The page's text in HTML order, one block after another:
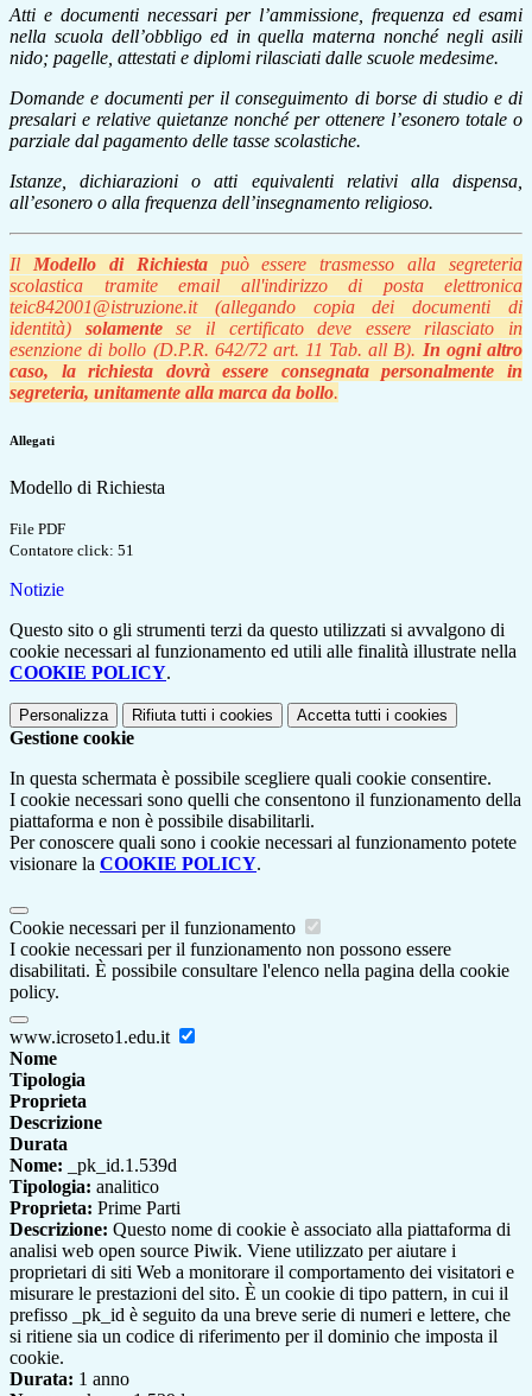
Atti e documenti necessari per l’ammissione, frequenza ed esami
nella scuola dell’obbligo ed in quella materna nonché negli asili
nido; pagelle, attestati e diplomi rilasciati dalle scuole medesime.
Domande e documenti per il conseguimento di borse di studio e di
presalari e relative quietanze nonché per ottenere l’esonero totale o
parziale dal pagamento delle tasse scolastiche.
Istanze, dichiarazioni o atti equivalenti relativi alla dispensa,
all’esonero o alla frequenza dell’insegnamento religioso.
Il Modello di Richiestapuò essere trasmesso alla segreteria
scolastica tramite email all'indirizzo di posta elettronica
teic842001@istruzione.it(allegando copia dei documenti di
identità) solamentese il certificato deve essere rilasciato in
esenzione di bollo (D.P.R. 642/72 art. 11 Tab. all B). In ogni altro
caso, la richiesta dovrà essere consegnata personalmente in
segreteria, unitamente alla marca da bollo.
Allegati
Modello di Richiesta
File PDF
Contatore click: 51
Notizie
Questo sito o gli strumenti terzi da questo utilizzati si avvalgono di
cookie necessari al funzionamento ed utili alle finalità illustrate nella
COOKIE POLICY.
Personalizza Rifiuta tutti i cookies Accetta tutti i cookies
Gestione cookie
In questa schermata è possibile scegliere quali cookie consentire.
I cookie necessari sono quelli che consentono il funzionamento della
piattaforma e non è possibile disabilitarli.
Per conoscere quali sono i cookie necessari al funzionamento potete
visionare la COOKIE POLICY.
Cookie necessari per il funzionamento
I cookie necessari per il funzionamento non possono essere
disabilitati. È possibile consultare l'elenco nella pagina della cookie
policy.
www.icroseto1.edu.it
Nome
Tipologia
Proprieta
Descrizione
Durata
Nome: _pk_id.1.539d
Tipologia: analitico
Proprieta: Prime Parti
Descrizione: Questo nome di cookie è associato alla piattaforma di
analisi web open source Piwik. Viene utilizzato per aiutare i
proprietari di siti Web a monitorare il comportamento dei visitatori e
misurare le prestazioni del sito. È un cookie di tipo pattern, in cui il
prefisso _pk_id è seguito da una breve serie di numeri e lettere, che
si ritiene sia un codice di riferimento per il dominio che imposta il
cookie.
Durata: 1 anno